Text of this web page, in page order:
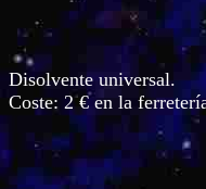
Disolvente universal.
Coste: 2 € en la